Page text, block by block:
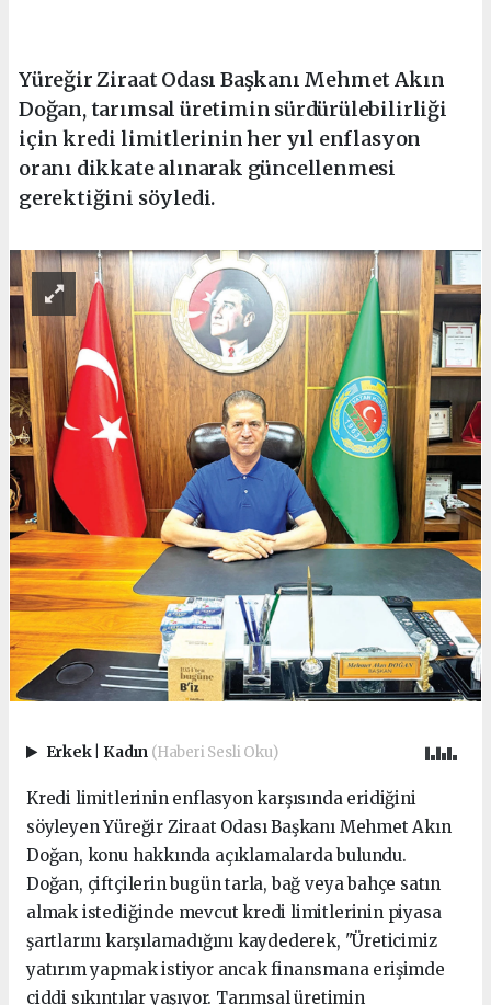
Yüreğir Ziraat Odası Başkanı Mehmet Akın
Doğan, tarımsal üretimin sürdürülebilirliği
için kredi limitlerinin her yıl enflasyon
oranı dikkate alınarak güncellenmesi
gerektiğini söyledi.
Erkek Kadın (Haberi Sesli Oku)
Kredi limitlerinin enflasyon karşısında eridiğini
söyleyen Yüreğir Ziraat Odası Başkanı Mehmet Akın
Doğan, konu hakkında açıklamalarda bulundu.
Doğan, çiftçilerin bugün tarla, bağ veya bahçe satın
almak istediğinde mevcut kredi limitlerinin piyasa
şartlarını karşılamadığını kaydederek, "Üreticimiz
yatırım yapmak istiyor ancak finansmana erişimde
ciddi sıkıntılar yaşıyor. Tarımsal üretimin